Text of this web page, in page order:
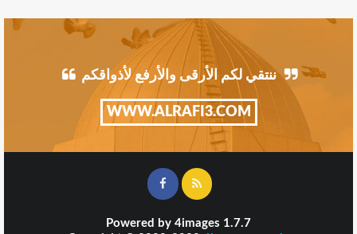
ننتقي لكم الأرقى والأرفع لأذواقكم
WWW.ALRAFI3.COM
Powered by 4images 1.7.7